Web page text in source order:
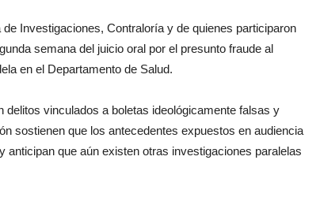
Investigaciones, Contraloría y de quienes participaron
semana del juicio oral por el presunto fraude al
en el Departamento de Salud.
vinculados a boletas ideológicamente falsas y
sostienen que los antecedentes expuestos en audiencia
anticipan que aún existen otras investigaciones paralelas